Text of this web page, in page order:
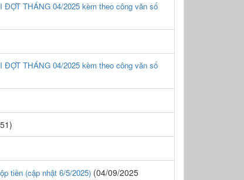
THÁNG 04/2025 kèm theo công văn số
THÁNG 04/2025 kèm theo công văn số
tiền (cập nhật 6/5/2025) (04/09/2025